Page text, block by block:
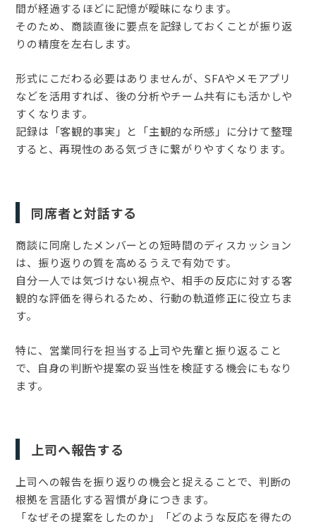
間が経過するほどに記憶が曖昧になります。
そのため、商談直後に要点を記録しておくことが振り返
りの精度を左右します。
形式にこだわる必要はありませんが、SFAやメモアプリ
などを活用すれば、後の分析やチーム共有にも活かしや
すくなります。
記録は「客観的事実」と「主観的な所感」に分けて整理
すると、再現性のある気づきに繋がりやすくなります。
同席者と対話する
商談に同席したメンバーとの短時間のディスカッション
は、振り返りの質を高めるうえで有効です。
自分一人では気づけない視点や、相手の反応に対する客
観的な評価を得られるため、行動の軌道修正に役立ちま
す。
特に、営業同行を担当する上司や先輩と振り返ること
で、自身の判断や提案の妥当性を検証する機会にもなり
ます。
上司へ報告する
上司への報告を振り返りの機会と捉えることで、判断の
根拠を言語化する習慣が身につきます。
「なぜその提案をしたのか」「どのような反応を得たの